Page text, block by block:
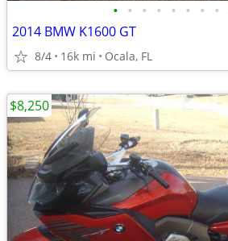
• • • • • • • •
2014 BMW K1600 GT
8/4 16k mi Ocala, FL
$8,250